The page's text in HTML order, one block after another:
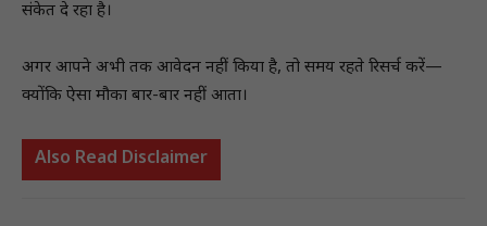
संकेत दे रहा है।
अगर आपने अभी तक आवेदन नहीं किया है, तो समय रहते रिसर्च करें—
क्योंकि ऐसा मौका बार-बार नहीं आता।
Also Read Disclaimer